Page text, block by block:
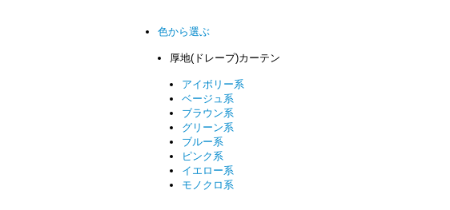
色から選ぶ
厚地(ドレープ)カーテン
アイボリー系
ベージュ系
ブラウン系
グリーン系
ブルー系
ピンク系
イエロー系
モノクロ系